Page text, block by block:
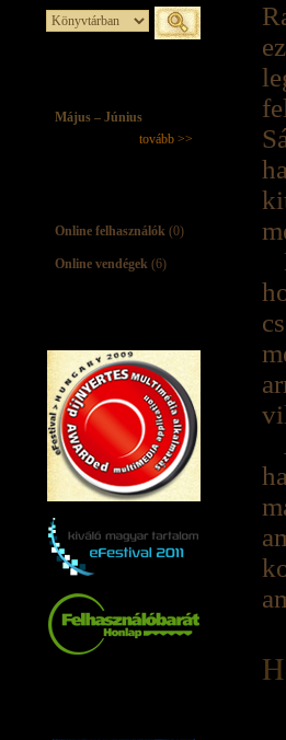
Május – Június
tovább >>
Online felhasználók (0)
Online vendégek (6)